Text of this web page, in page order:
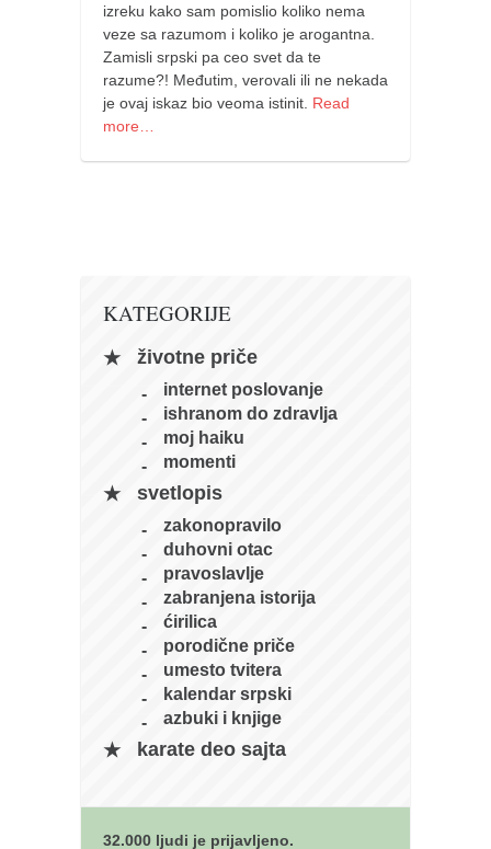
umesto tvitera
kalendar srpski
azbuki i knjige
Okinava karate
najnovije na blogu
kushanku
temashiwari
nunchaku
timbei rochin
tsunami dojo
snimci nastupa
izreku kako sam pomislio koliko nema
veze sa razumom i koliko je arogantna.
Zamisli srpski pa ceo svet da te
razume?! Međutim, verovali ili ne nekada
je ovaj iskaz bio veoma istinit. Read
more…
KATEGORIJE
životne priče
internet poslovanje
ishranom do zdravlja
moj haiku
momenti
svetlopis
zakonopravilo
duhovni otac
pravoslavlje
zabranjena istorija
ćirilica
porodične priče
umesto tvitera
kalendar srpski
azbuki i knjige
karate deo sajta
32.000 ljudi je prijavljeno.